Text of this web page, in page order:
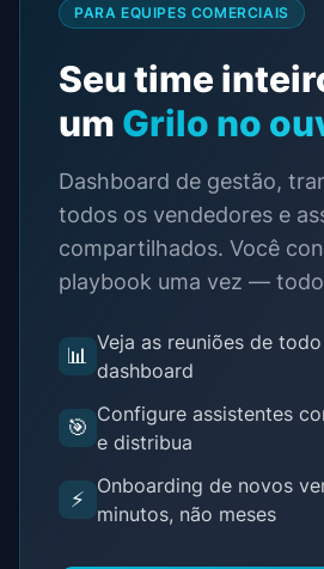
PARA EQUIPES COMERCIAIS
Seu time
um Grilo no
Dashboard de gestão,
todos os vendedores e
compartilhados. Você
playbook uma vez —
📊
Veja as reuniões de
dashboard
🎯
Configure assistentes
e distribua
⚡
Onboarding de novos
minutos, não meses